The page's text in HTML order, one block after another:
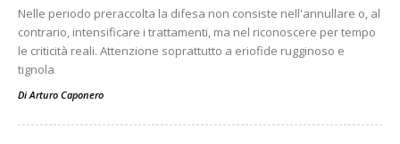
Nelle periodo preraccolta la difesa non consiste nell'annullare o, al
contrario, intensificare i trattamenti, ma nel riconoscere per tempo
le criticità reali. Attenzione soprattutto a eriofide rugginoso e
tignola
Di Arturo Caponero